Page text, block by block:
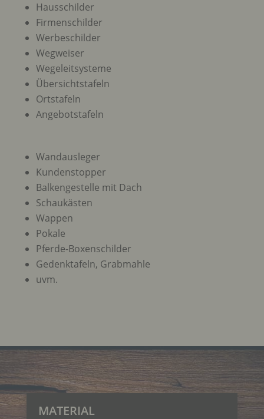
Hausschilder
Firmenschilder
Werbeschilder
Wegweiser
Wegeleitsysteme
Übersichtstafeln
Ortstafeln
Angebotstafeln
Wandausleger
Kundenstopper
Balkengestelle mit Dach
Schaukästen
Wappen
Pokale
Pferde-Boxenschilder
Gedenktafeln, Grabmahle
uvm.
MATERIAL